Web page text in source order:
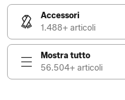
Accessori
1.488+ articoli
Mostra tutto
56.504+ articoli